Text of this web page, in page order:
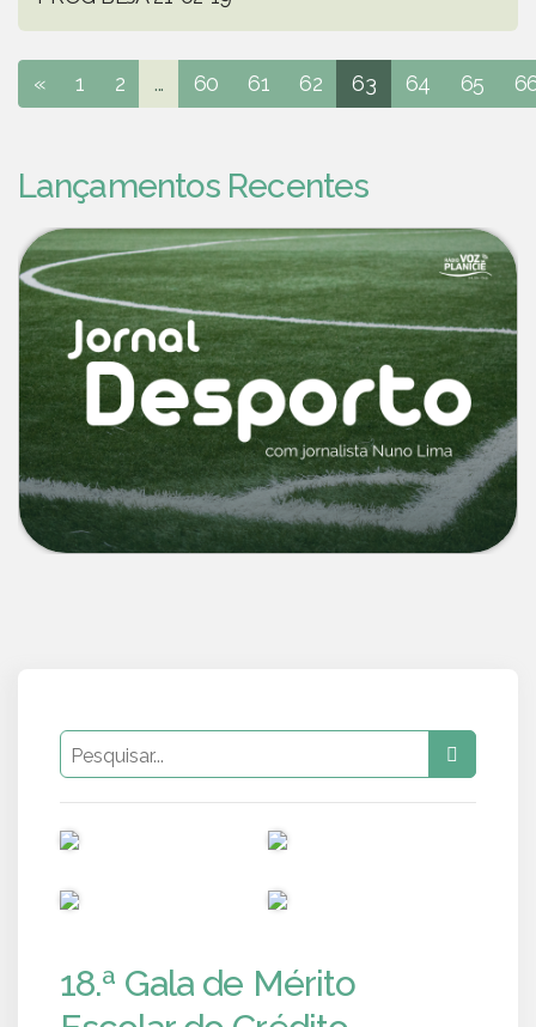
« 1 2 ... 60 61 62 63 64 65
Lançamentos Recentes
18.ª Gala de Mérito